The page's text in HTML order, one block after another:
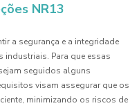
NR13
a segurança e a integridade
industriais. Para que essas
seguidos alguns
visam assegurar que os
minimizando os riscos de